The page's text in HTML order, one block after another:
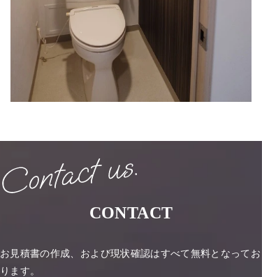
CONTACT
お見積書の作成、および現状確認はすべて無料となってお
ります。